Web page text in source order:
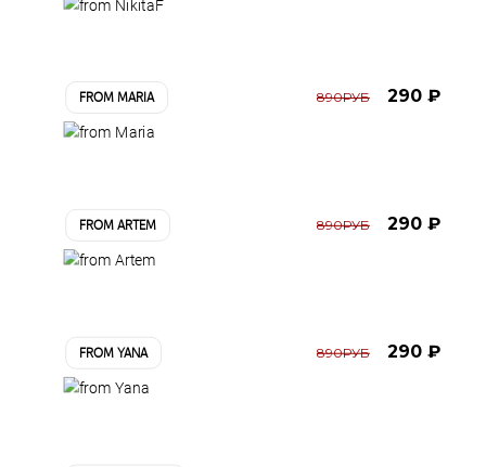
FROM MARIA 890РУБ 290 ₽
FROM ARTEM 890РУБ 290 ₽
FROM YANA 890РУБ 290 ₽